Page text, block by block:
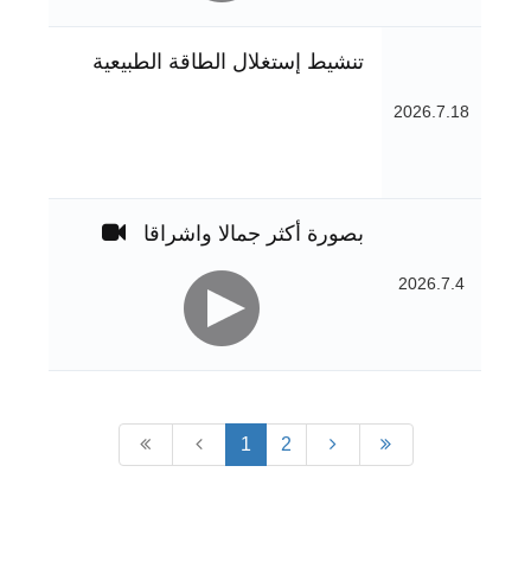
تنشيط إستغلال الطاقة الطبيعية
2026.7.18
بصورة أكثر جمالا واشراقا
2026.7.4
1 2